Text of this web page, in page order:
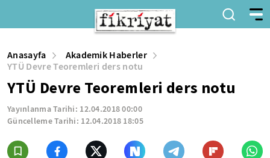
Anasayfa
Akademik Haberler
YTÜ Devre Teoremleri ders notu
YTÜ Devre Teoremleri ders notu
Yayınlanma Tarihi: 12.04.2018 00:00
Güncelleme Tarihi: 12.04.2018 18:05